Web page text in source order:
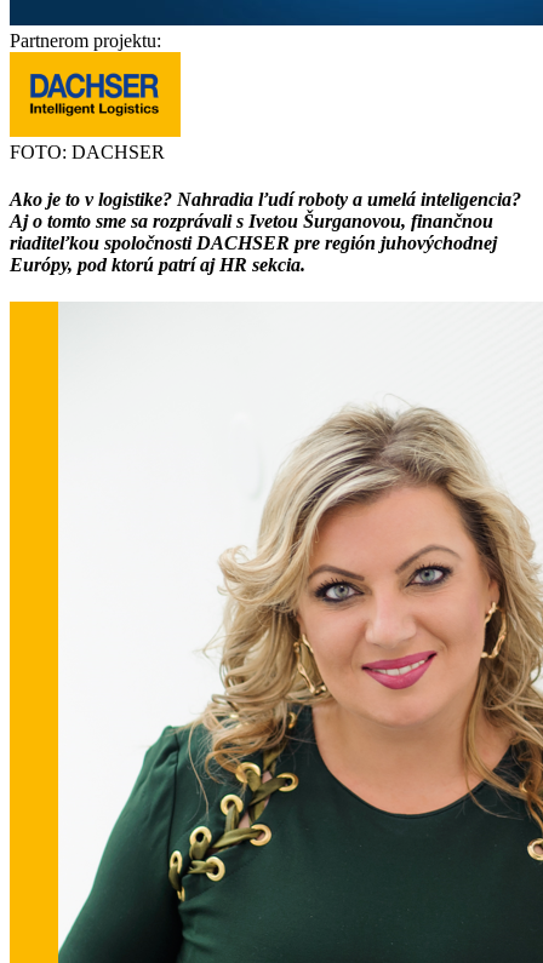
Partnerom projektu:
FOTO: DACHSER
Ako je to v logistike? Nahradia ľudí roboty a umelá inteligencia?
Aj o tomto sme sa rozprávali s Ivetou Šurganovou, finančnou
riaditeľkou spoločnosti DACHSER pre región juhovýchodnej
Európy, pod ktorú patrí aj HR sekcia.